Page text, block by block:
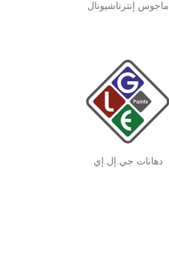
ماجوس إنترناشيونال
دهانات جي.إل.إي